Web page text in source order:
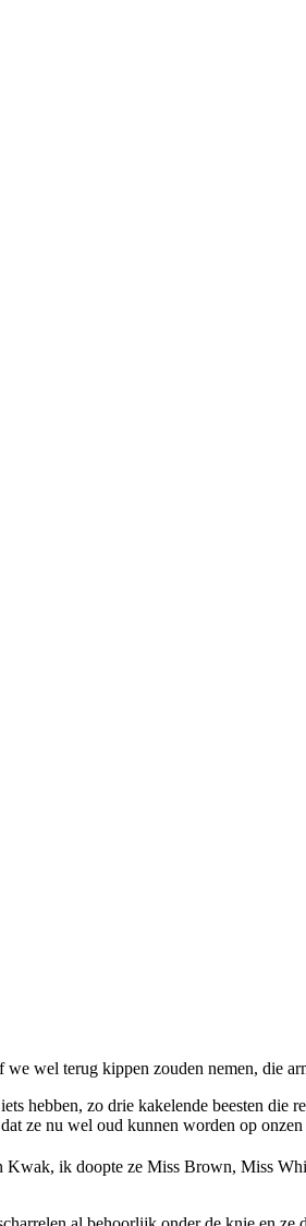
wel terug kippen zouden nemen, die
hebben, zo drie kakelende beesten die
ze nu wel oud kunnen worden op
ik doopte ze Miss Brown, Miss